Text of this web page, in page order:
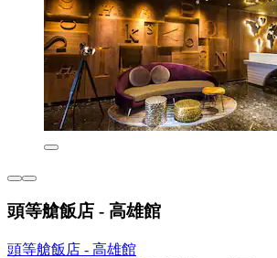
頭等艙飯店 - 高雄館
頭等艙飯店 - 高雄館